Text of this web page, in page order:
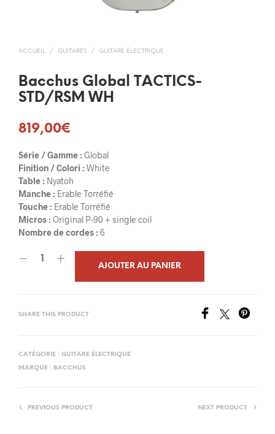
ACCUEIL / GUITARES / GUITARE ÉLECTRIQUE
Bacchus Global TACTICS-
STD/RSM WH
819,00€
Série / Gamme : Global
Finition / Colori : White
Table : Nyatoh
Manche : Erable Torréfié
Touche : Erable Torréfié
Micros : Original P-90 + single coil
Nombre de cordes : 6
AJOUTER AU PANIER
SHARE THIS PRODUCT
CATÉGORIE : GUITARE ÉLECTRIQUE
MARQUE : BACCHUS
PREVIOUS PRODUCT NEXT PRODUCT